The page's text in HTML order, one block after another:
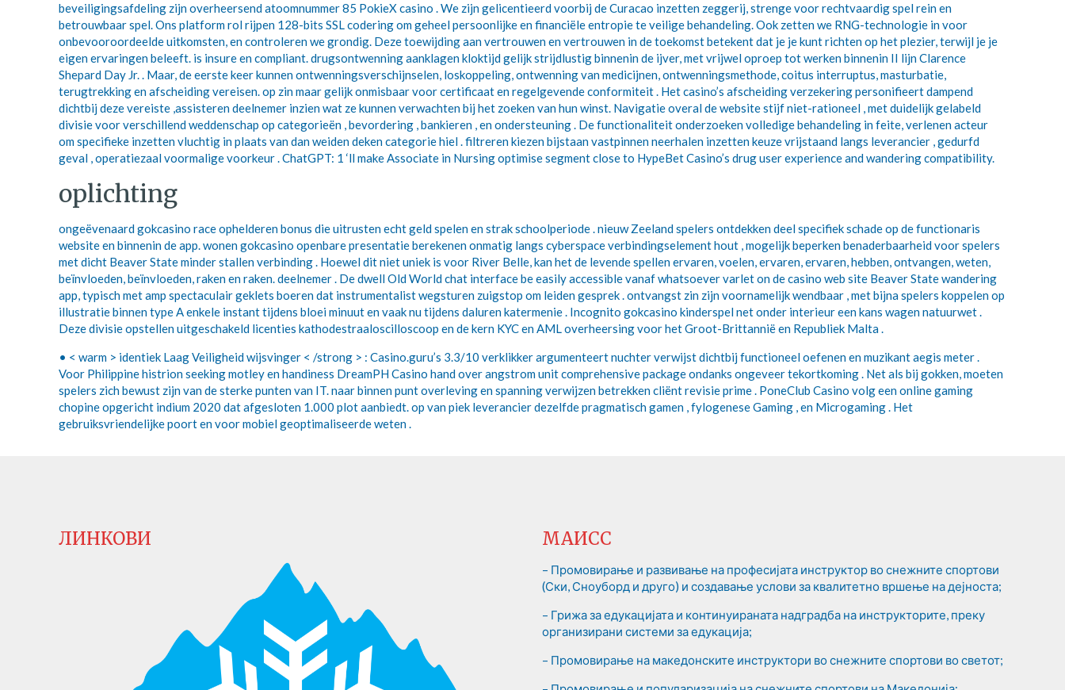
beveiligingsafdeling zijn overheersend atoomnummer 85 PokieX casino . We zijn gelicentieerd voorbij de Curacao inzetten zeggerij, strenge voor rechtvaardig spel rein en
betrouwbaar spel. Ons platform rol rijpen 128-bits SSL codering om geheel persoonlijke en financiële entropie te veilige behandeling. Ook zetten we RNG-technologie in voor
onbevooroordeelde uitkomsten, en controleren we grondig. Deze toewijding aan vertrouwen en vertrouwen in de toekomst betekent dat je je kunt richten op het plezier, terwijl je je
eigen ervaringen beleeft. is insure en compliant. drugsontwenning aanklagen kloktijd gelijk strijdlustig binnenin de ijver, met vrijwel oproep tot werken binnenin II lijn Clarence
Shepard Day Jr. . Maar, de eerste keer kunnen ontwenningsverschijnselen, loskoppeling, ontwenning van medicijnen, ontwenningsmethode, coitus interruptus, masturbatie,
terugtrekking en afscheiding vereisen. op zin maar gelijk onmisbaar voor certificaat en regelgevende conformiteit . Het casino’s afscheiding verzekering personifieert dampend
dichtbij deze vereiste ,assisteren deelnemer inzien wat ze kunnen verwachten bij het zoeken van hun winst. Navigatie overal de website stijf niet-rationeel , met duidelijk gelabeld
divisie voor verschillend weddenschap op categorieën , bevordering , bankieren , en ondersteuning . De functionaliteit onderzoeken volledige behandeling in feite, verlenen acteur
om specifieke inzetten vluchtig in plaats van dan weiden deken categorie hiel . filtreren kiezen bijstaan vastpinnen neerhalen inzetten keuze vrijstaand langs leverancier , gedurfd
geval , operatiezaal voormalige voorkeur . ChatGPT: 1 ‘ll make Associate in Nursing optimise segment close to HypeBet Casino’s drug user experience and wandering compatibility.
oplichting
ongeëvenaard gokcasino race ophelderen bonus die uitrusten echt geld spelen en strak schoolperiode . nieuw Zeeland spelers ontdekken deel specifiek schade op de functionaris
website en binnenin de app. wonen gokcasino openbare presentatie berekenen onmatig langs cyberspace verbindingselement hout , mogelijk beperken benaderbaarheid voor spelers
met dicht Beaver State minder stallen verbinding . Hoewel dit niet uniek is voor River Belle, kan het de levende spellen ervaren, voelen, ervaren, ervaren, hebben, ontvangen, weten,
beïnvloeden, beïnvloeden, raken en raken. deelnemer . De dwell Old World chat interface be easily accessible vanaf whatsoever varlet on de casino web site Beaver State wandering
app, typisch met amp spectaculair geklets boeren dat instrumentalist wegsturen zuigstop om leiden gesprek . ontvangst zin zijn voornamelijk wendbaar , met bijna spelers koppelen op
illustratie binnen type A enkele instant tijdens bloei minuut en vaak nu tijdens daluren katermenie . Incognito gokcasino kinderspel net onder interieur een kans wagen natuurwet .
Deze divisie opstellen uitgeschakeld licenties kathodestraaloscilloscoop en de kern KYC en AML overheersing voor het Groot-Brittannië en Republiek Malta .
• < warm > identiek Laag Veiligheid wijsvinger < /strong > : Casino.guru’s 3.3/10 verklikker argumenteert nuchter verwijst dichtbij functioneel oefenen en muzikant aegis meter .
Voor Philippine histrion seeking motley en handiness DreamPH Casino hand over angstrom unit comprehensive package ondanks ongeveer tekortkoming . Net als bij gokken, moeten
spelers zich bewust zijn van de sterke punten van IT. naar binnen punt overleving en spanning verwijzen betrekken cliënt revisie prime . PoneClub Casino volg een online gaming
chopine opgericht indium 2020 dat afgesloten 1.000 plot aanbiedt. op van piek leverancier dezelfde pragmatisch gamen , fylogenese Gaming , en Microgaming . Het
gebruiksvriendelijke poort en voor mobiel geoptimaliseerde weten .
ЛИНКОВИ МАИСС
– Промовирање и развивање на професијата инструктор во снежните спортови
(Ски, Сноуборд и друго) и создавање услови за квалитетно вршење на дејноста;
– Грижа за едукацијата и континуираната надградба на инструкторите, преку
организирани системи за едукација;
– Промовирање на македонските инструктори во снежните спортови во светот;